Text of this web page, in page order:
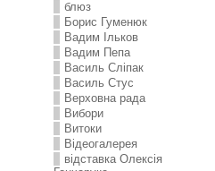
блюз
Борис Гуменюк
Вадим Ільков
Вадим Пепа
Василь Сліпак
Василь Стус
Верховна рада
Вибори
Витоки
Відеогалерея
відставка Олексія